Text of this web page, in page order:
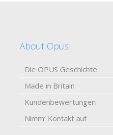
About Opus
Die OPUS Geschichte
Made in Britain
Kundenbewertungen
Nimm‘ Kontakt auf